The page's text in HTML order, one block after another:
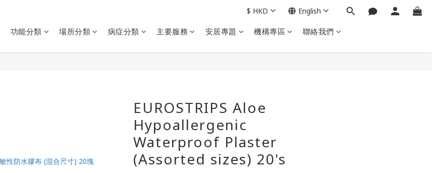
功能分類 場所分類 病症分類 主要服務 安居專題 機構專區 聯絡我們
$ HKD English
EUROSTRIPS Aloe
Hypoallergenic
Waterproof Plaster
(Assorted sizes) 20's